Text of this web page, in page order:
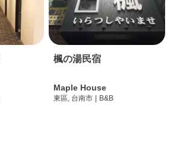
楓の湯民宿
Maple House
東區, 台南市 | B&B